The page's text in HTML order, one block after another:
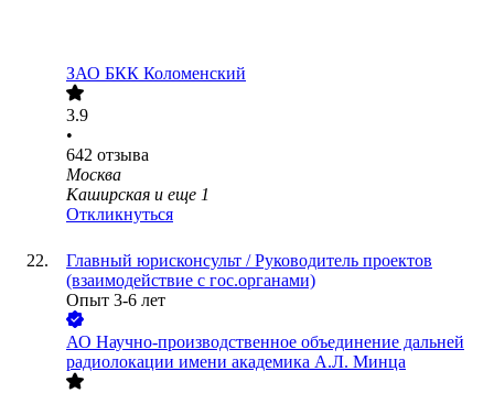
ЗАО БКК Коломенский
3.9
•
642 отзыва
Москва
Каширская и еще 1
Откликнуться
Главный юрисконсульт / Руководитель проектов
(взаимодействие с гос.органами)
Опыт 3-6 лет
АО Научно-производственное объединение дальней
радиолокации имени академика А.Л. Минца